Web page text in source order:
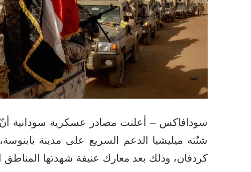
سودافاكس – أعلنت مصادر عسكرية
شنّته ميليشيا الدعم السريع على مدينة
كردفان، وذلك بعد معارك عنيفة شهدتها المناطق